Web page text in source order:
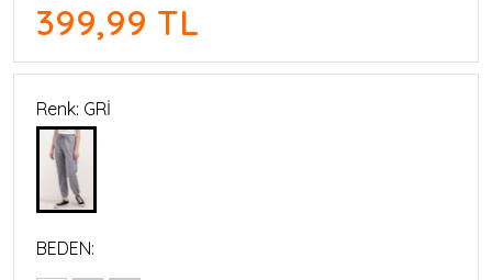
399,99 TL
Renk: GRİ
BEDEN: